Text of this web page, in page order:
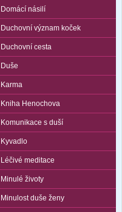
Domácí násilí
Duchovní význam koček
Duchovní cesta
Duše
Karma
Kniha Henochova
Komunikace s duší
Kyvadlo
Léčivé meditace
Minulé životy
Minulost duše ženy